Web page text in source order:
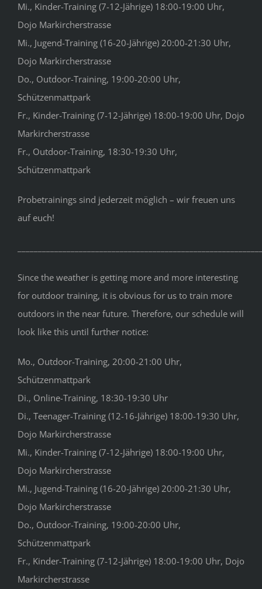
Mi., Kinder-Training (7-12-Jährige) 18:00-19:00 Uhr,
Dojo Markircherstrasse
Mi., Jugend-Training (16-20-Jährige) 20:00-21:30 Uhr,
Dojo Markircherstrasse
Do., Outdoor-Training, 19:00-20:00 Uhr,
Schützenmattpark
Fr., Kinder-Training (7-12-Jährige) 18:00-19:00 Uhr, Dojo
Markircherstrasse
Fr., Outdoor-Training, 18:30-19:30 Uhr,
Schützenmattpark
Probetrainings sind jederzeit möglich – wir freuen uns
auf euch!
Since the weather is getting more and more interesting
for outdoor training, it is obvious for us to train more
outdoors in the near future. Therefore, our schedule will
look like this until further notice:
Mo., Outdoor-Training, 20:00-21:00 Uhr,
Schützenmattpark
Di., Online-Training, 18:30-19:30 Uhr
Di., Teenager-Training (12-16-Jährige) 18:00-19:30 Uhr,
Dojo Markircherstrasse
Mi., Kinder-Training (7-12-Jährige) 18:00-19:00 Uhr,
Dojo Markircherstrasse
Mi., Jugend-Training (16-20-Jährige) 20:00-21:30 Uhr,
Dojo Markircherstrasse
Do., Outdoor-Training, 19:00-20:00 Uhr,
Schützenmattpark
Fr., Kinder-Training (7-12-Jährige) 18:00-19:00 Uhr, Dojo
Markircherstrasse